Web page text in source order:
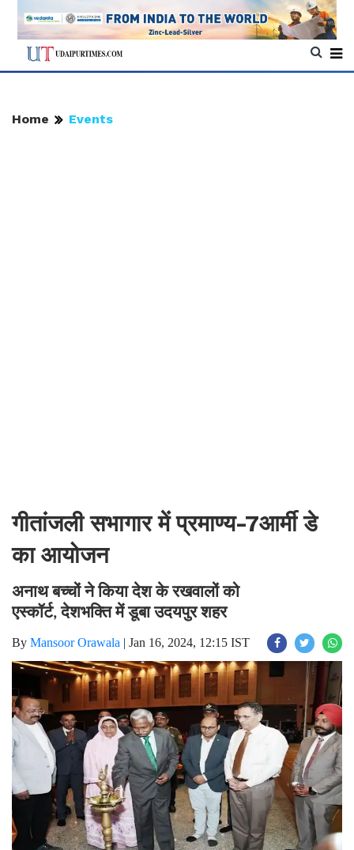
Home Events
गीतांजली सभागार में प्रमाण्य-7आर्मी डे
का आयोजन
अनाथ बच्चों ने किया देश के रखवालों को
एस्कॉर्ट,देशभक्ति में डूबा उदयपुर शहर
By Mansoor Orawala | Jan 16, 2024, 12:15 IST